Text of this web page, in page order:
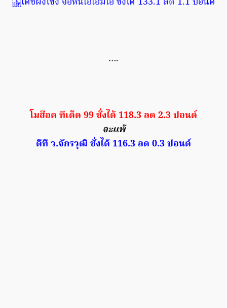
….
โมฮ๊อค ทีเด็ด 99 ชั่งได้ 118.3 ลด 2.3 ปอนด์
จะแพ้
ดีที ว.จักรวุฒิ ชั่งได้ 116.3 ลด 0.3 ปอนด์